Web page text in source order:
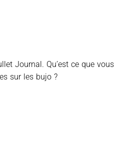
Journal. Qu’est ce que vous
sur les bujo ?